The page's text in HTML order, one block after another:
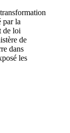
la
de loi
de
dans
les